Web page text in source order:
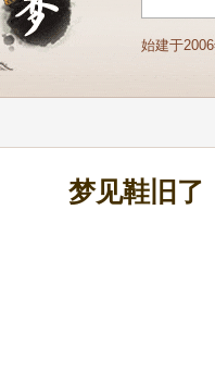
始建于
梦见鞋旧了